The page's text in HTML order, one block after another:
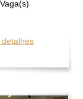
Vaga(s)
detalhes